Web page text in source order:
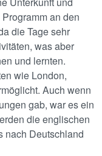
an den
die Tage sehr
was aber
und lernten.
wie London,
Auch wenn
gab, war es ein
die englischen
nach Deutschland